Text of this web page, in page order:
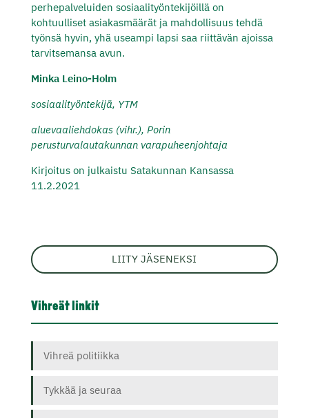
perhepalveluiden sosiaalityöntekijöillä on
kohtuulliset asiakasmäärät ja mahdollisuus tehdä
työnsä hyvin, yhä useampi lapsi saa riittävän ajoissa
tarvitsemansa avun.
Minka Leino-Holm
sosiaalityöntekijä, YTM
aluevaaliehdokas (vihr.), Porin
perusturvalautakunnan varapuheenjohtaja
Kirjoitus on julkaistu Satakunnan Kansassa
11.2.2021
LIITY JÄSENEKSI
Vihreät linkit
Vihreä politiikka
Tykkää ja seuraa